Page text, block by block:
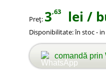
Preţ: 3,63 lei /
Disponibilitate:în stoc -
comandă prin